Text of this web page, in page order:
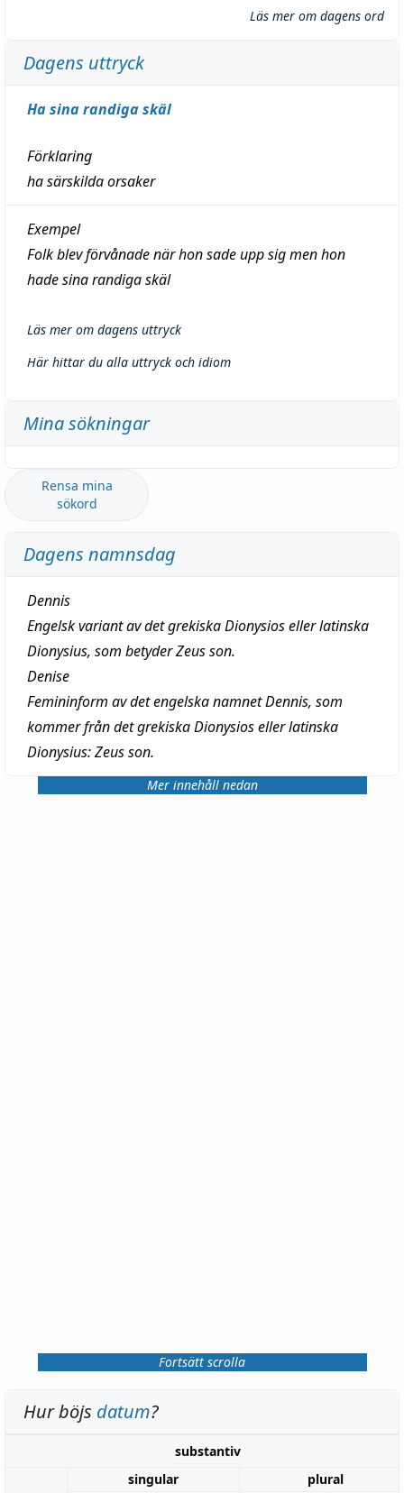
Läs mer om dagens ord
Dagens uttryck
Ha sina randiga skäl
Förklaring
ha särskilda orsaker
Exempel
Folk blev förvånade när hon sade upp sig men hon
hade sina randiga skäl
Läs mer om dagens uttryck
Här hittar du alla uttryck och idiom
Mina sökningar
Rensa mina
sökord
Dagens namnsdag
Dennis
Engelsk variant av det grekiska Dionysios eller latinska
Dionysius, som betyderZeus son.
Denise
Femininform av det engelska namnet Dennis, som
kommer från det grekiska Dionysios eller latinska
Dionysius:Zeus son.
Mer innehåll nedan
Fortsätt scrolla
Hur böjs datum?
substantiv
singular
plural